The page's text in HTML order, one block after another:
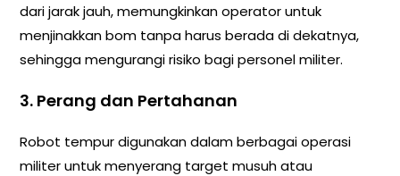
dari jarak jauh, memungkinkan operator untuk
menjinakkan bom tanpa harus berada di dekatnya,
sehingga mengurangi risiko bagi personel militer.
3. Perang dan Pertahanan
Robot tempur digunakan dalam berbagai operasi
militer untuk menyerang target musuh atau